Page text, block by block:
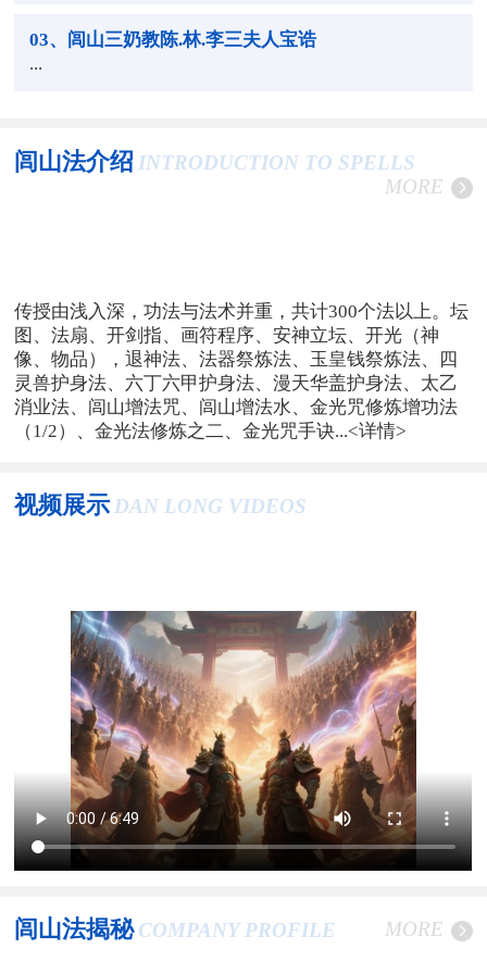
03、闾山三奶教陈.林.李三夫人宝诰
...
闾山法介绍 INTRODUCTION TO SPELLS
MORE
传授由浅入深，功法与法术并重，共计300个法以上。坛
图、法扇、开剑指、画符程序、安神立坛、开光（神
像、物品），退神法、法器祭炼法、玉皇钱祭炼法、四
灵兽护身法、六丁六甲护身法、漫天华盖护身法、太乙
消业法、闾山增法咒、闾山增法水、金光咒修炼增功法
（1/2）、金光法修炼之二、金光咒手诀...<详情>
视频展示 DAN LONG VIDEOS
闾山法揭秘 COMPANY PROFILE MORE